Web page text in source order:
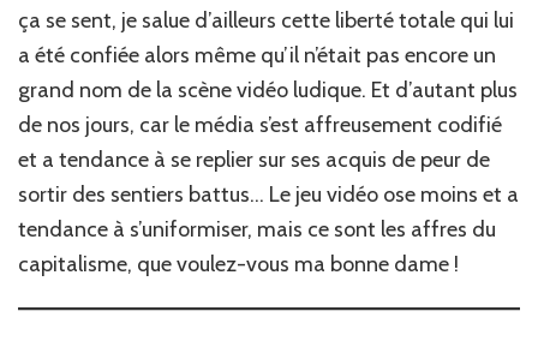
ça se sent, je salue d’ailleurs cette liberté totale qui lui
a été confiée alors même qu’il n’était pas encore un
grand nom de la scène vidéo ludique. Et d’autant plus
de nos jours, car le média s’est affreusement codifié
et a tendance à se replier sur ses acquis de peur de
sortir des sentiers battus… Le jeu vidéo ose moins et a
tendance à s’uniformiser, mais ce sont les affres du
capitalisme, que voulez-vous ma bonne dame !